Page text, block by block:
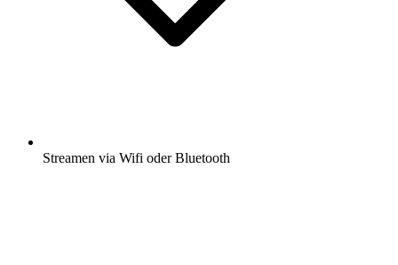
Streamen via Wifi oder Bluetooth